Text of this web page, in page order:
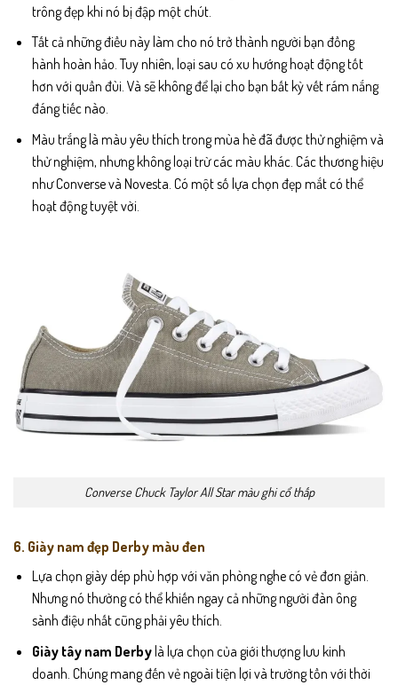
trông đẹp khi nó bị đập một chút.
Tất cả những điều này làm cho nó trở thành người bạn đồng
hành hoàn hảo. Tuy nhiên, loại sau có xu hướng hoạt động tốt
hơn với quần đùi. Và sẽ không để lại cho bạn bất kỳ vết rám nắng
đáng tiếc nào.
Màu trắng là màu yêu thích trong mùa hè đã được thử nghiệm và
thử nghiệm, nhưng không loại trừ các màu khác. Các thương hiệu
như Converse và Novesta. Có một số lựa chọn đẹp mắt có thể
hoạt động tuyệt vời.
Converse Chuck Taylor All Star màu ghi cổ thấp
6. Giày nam đẹp Derby màu đen
Lựa chọn giày dép phù hợp với văn phòng nghe có vẻ đơn giản.
Nhưng nó thường có thể khiến ngay cả những người đàn ông
sành điệu nhất cũng phải yêu thích.
Giày tây nam Derbylà lựa chọn của giới thượng lưu kinh
doanh. Chúng mang đến vẻ ngoài tiện lợi và trường tồn với thời